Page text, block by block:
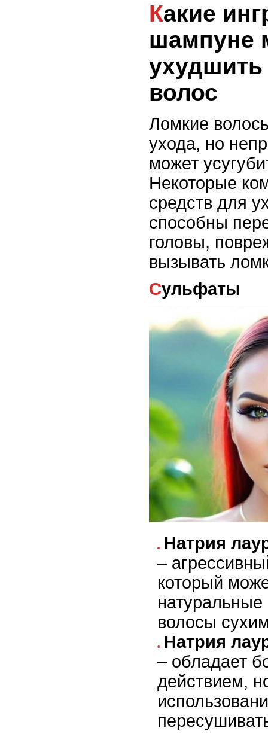
Какие ингредиенты в
шампуне
ухудшить
волос
Ломкие
ухода, но
может
Некоторые
средств для
способны
головы,
вызывать
Сульфаты
Натрия
–
который
волосы
Натрия
– обладает
действием,